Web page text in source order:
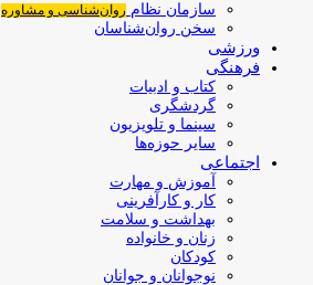
سازمان نظام روان‌شناسی و مشاوره
سخن روان‌شناسان
ورزشی
فرهنگی
کتاب و ادبیات
گردشگری
سینما و تلویزیون
سایر حوزه‌ها
اجتماعی
آموزش و مهارت
کار و کارآفرینی
بهداشت و سلامت
زنان و خانواده
کودکان
نوجوانان و جوانان